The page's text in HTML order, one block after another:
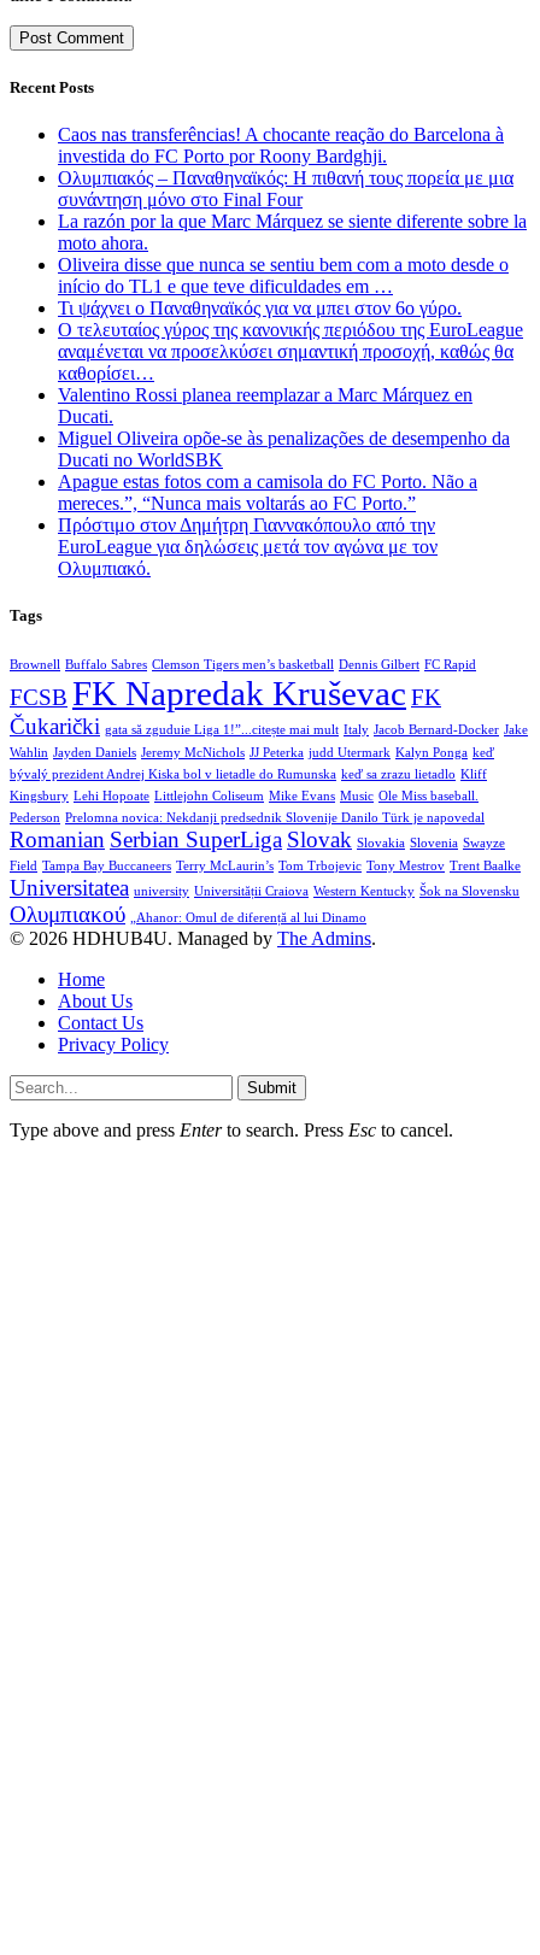
Recent Posts
Caos nas transferências! A chocante reação do Barcelona à
investida do FC Porto por Roony Bardghji.
Ολυμπιακός – Παναθηναϊκός: Η πιθανή τους πορεία με μια
συνάντηση μόνο στο Final Four
La razón por la que Marc Márquez se siente diferente sobre la
moto ahora.
Oliveira disse que nunca se sentiu bem com a moto desde o
início do TL1 e que teve dificuldades em …
Τι ψάχνει ο Παναθηναϊκός για να μπει στον 6ο γύρο.
Ο τελευταίος γύρος της κανονικής περιόδου της EuroLeague
αναμένεται να προσελκύσει σημαντική προσοχή, καθώς θα
καθορίσει…
Valentino Rossi planea reemplazar a Marc Márquez en
Ducati.
Miguel Oliveira opõe-se às penalizações de desempenho da
Ducati no WorldSBK
Apague estas fotos com a camisola do FC Porto. Não a
mereces.”, “Nunca mais voltarás ao FC Porto.”
Πρόστιμο στον Δημήτρη Γιαννακόπουλο από την
EuroLeague για δηλώσεις μετά τον αγώνα με τον
Ολυμπιακό.
Tags
Brownell Buffalo Sabres Clemson Tigers men’s basketball Dennis Gilbert FC Rapid
FCSB FK Napredak Kruševac FK
Čukarički gata să zguduie Liga 1!”...citește mai mult Italy Jacob Bernard-Docker Jake
Wahlin Jayden Daniels Jeremy McNichols JJ Peterka judd Utermark Kalyn Ponga keď
bývalý prezident Andrej Kiska bol v lietadle do Rumunska keď sa zrazu lietadlo Kliff
Kingsbury Lehi Hopoate Littlejohn Coliseum Mike Evans Music Ole Miss baseball.
Pederson Prelomna novica: Nekdanji predsednik Slovenije Danilo Türk je napovedal
Romanian Serbian SuperLiga Slovak Slovakia Slovenia Swayze
Field Tampa Bay Buccaneers Terry McLaurin’s Tom Trbojevic Tony Mestrov Trent Baalke
Universitatea university Universității Craiova Western Kentucky Šok na Slovensku
Ολυμπιακού „Ahanor: Omul de diferență al lui Dinamo
© 2026 HDHUB4U. Managed by The Admins.
Home
About Us
Contact Us
Privacy Policy
Submit
Type above and press Enterto search. Press Esc to cancel.